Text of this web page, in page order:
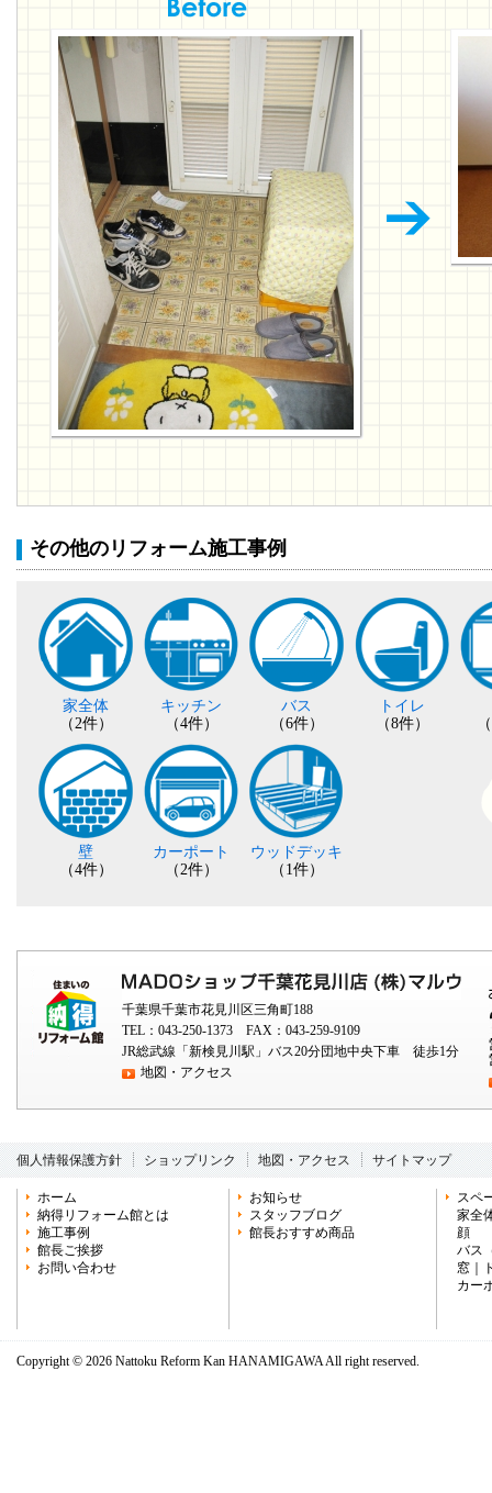
その他のリフォーム施工事例
家全体
（2件）
キッチン
（4件）
バス
（6件）
トイレ
（8件）
壁
（4件）
カーポート
（2件）
ウッドデッキ
（1件）
千葉県千葉市花見川区三角町188
TEL：043-250-1373 FAX：043-259-9109
JR総武線「新検見川駅」バス20分団地中央下車 徒歩1分
地図・アクセス
個人情報保護方針 ショップリンク 地図・アクセス サイトマップ
ホーム
納得リフォーム館とは
施工事例
館長ご挨拶
お問い合わせ
お知らせ
スタッフブログ
館長おすすめ商品
スペ
家全
顔
バス
窓
カー
Copyright © 2026 Nattoku Reform Kan HANAMIGAWA All right reserved.